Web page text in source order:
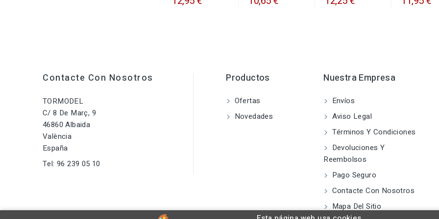
Contacte Con Nosotros
TORMODEL
C/ 8 De Març, 9
46860 Albaida
València
España
Tel: 96 239 05 10
Productos
Ofertas
Novedades
Nuestra Empresa
Envíos
Aviso Legal
Términos Y Condiciones
Devoluciones Y
Reembolsos
Pago Seguro
Contacte Con Nosotros
Mapa Del Sitio